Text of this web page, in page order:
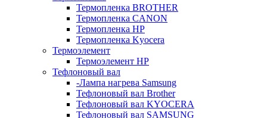
Термопленка BROTHER
Термопленка CANON
Термопленка HP
Термопленка Kyocera
Термоэлемент
Термоэлемент НР
Тефлоновый вал
-Лампа нагрева Samsung
Тефлоновый вал Brother
Тефлоновый вал KYOCERA
Тефлоновый вал SAMSUNG